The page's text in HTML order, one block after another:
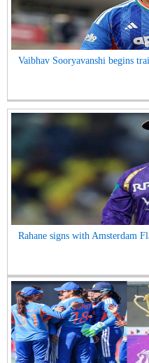
Vaibhav Sooryavanshi begins
Rahane signs with Amsterdam